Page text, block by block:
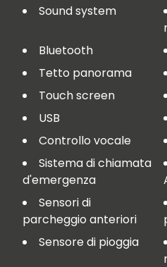
Sound system
Bluetooth
Tetto panorama
Touch screen
USB
Controllo vocale
Sistema di chiamata
d'emergenza
Sensori di
parcheggio anteriori
Sensore di pioggia